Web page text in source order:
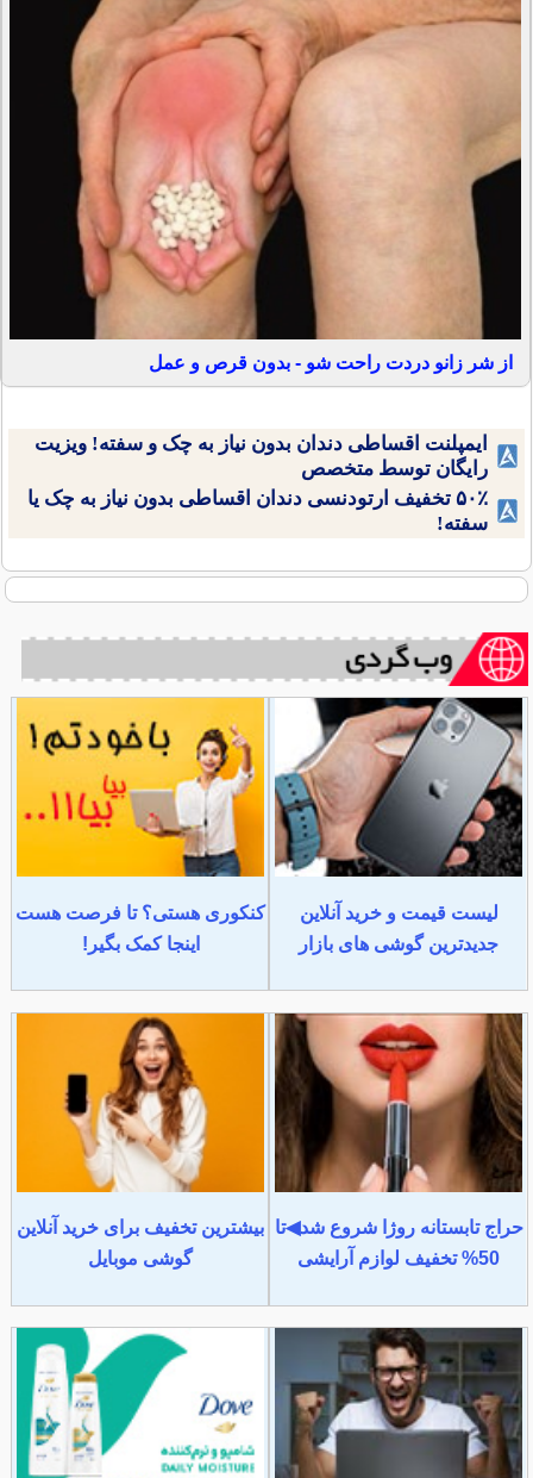
از شر زانو دردت راحت شو - بدون قرص و عمل
ایمپلنت اقساطی دندان بدون نیاز به چک و سفته! ویزیت
رایگان توسط متخصص
۵۰٪ تخفیف ارتودنسی دندان اقساطی بدون نیاز به چک یا
سفته!
لیست قیمت و خرید آنلاین
جدیدترین گوشی های بازار
کنکوری هستی؟ تا فرصت هست
اینجا کمک بگیر!
حراج تابستانه روژا شروع شد◀تا
50% تخفیف لوازم آرایشی
بیشترین تخفیف برای خرید آنلاین
گوشی موبایل